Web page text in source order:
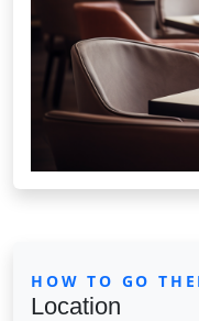
HOW TO GO
Location